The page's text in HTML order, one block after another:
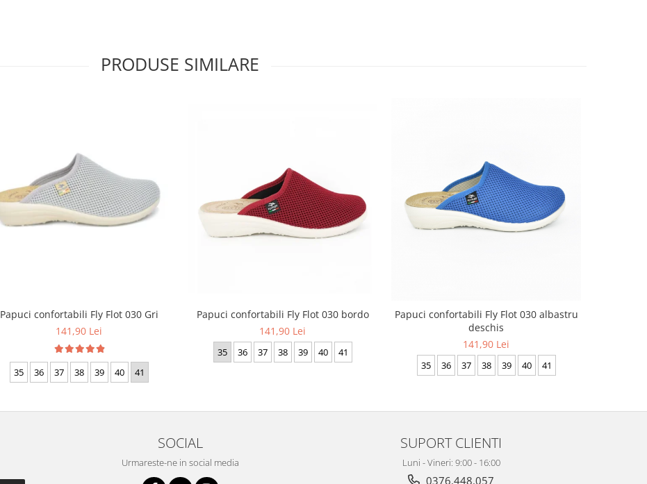
PRODUSE SIMILARE
Papuci confortabili Fly Flot 030 Gri
141,90 Lei
35 36 37 38 39 40 41
Papuci confortabili Fly Flot 030 bordo
141,90 Lei
35 36 37 38 39 40 41
Papuci confortabili Fly Flot 030 albastru
deschis
141,90 Lei
35 36 37 38 39 40 41
SOCIAL
Urmareste-ne in social media
SUPORT CLIENTI
Luni - Vineri: 9:00 - 16:00
0376.448.057